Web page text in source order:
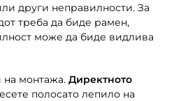
други неправилности. За
треба да биде рамен,
може да биде видлива
на монтажа. Директното
полосато лепило на